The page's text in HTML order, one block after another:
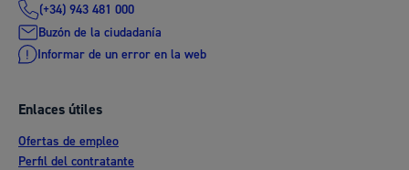
(+34) 943 481 000
Buzón de la ciudadanía
Informar de un error en la web
Enlaces útiles
Ofertas de empleo
Perfil del contratante